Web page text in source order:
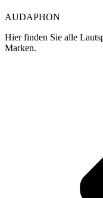
AUDAPHON
Hier finden Sie alle
Marken.